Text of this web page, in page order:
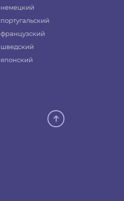
немецкий
португальский
французский
шведский
японский